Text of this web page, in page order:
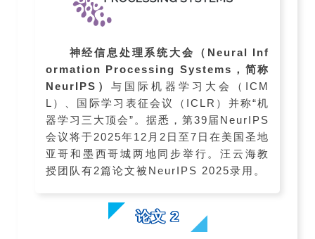
神经信息处理系统大会（Neural Inf
ormation Processing Systems，简称
NeurIPS） 与国际机器学习大会（ICM
L）、国际学习表征会议（ICLR）并称“机
器学习三大顶会”。据悉，第39届NeurIPS
会议将于2025年12月2日至7日在美国圣地
亚哥和墨西哥城两地同步举行。汪云海教
授团队有2篇论文被NeurIPS 2025录用。
论文 2